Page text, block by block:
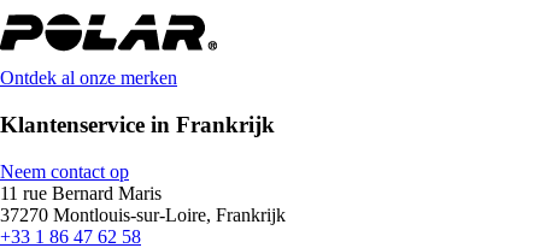
Ontdek al onze merken
Klantenservice in Frankrijk
Neem contact op
11 rue Bernard Maris
37270 Montlouis-sur-Loire, Frankrijk
+33 1 86 47 62 58